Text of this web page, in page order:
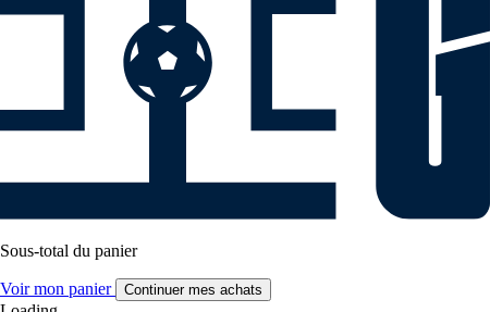
Sous-total du panier
Voir mon panier Continuer mes achats